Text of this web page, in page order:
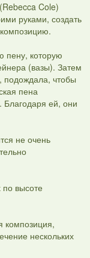
Cole)
руками, создать
пену, которую
(вазы). Затем
подождала, чтобы
пена
Благодаря ей, они
не очень
высоте
композиция,
нескольких